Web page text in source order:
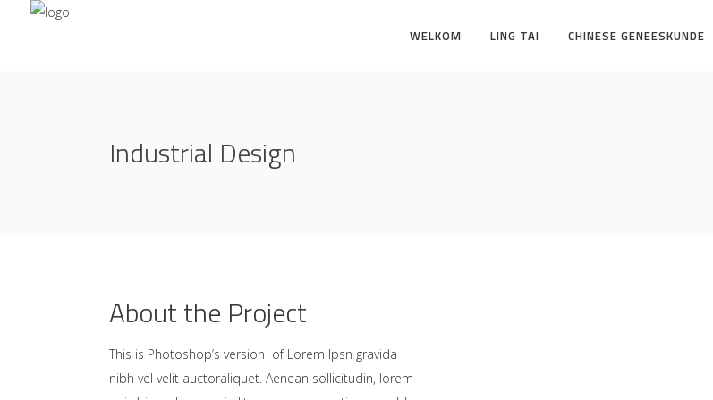
WELKOM LING TAI CHINESE GENEESKUNDE
Industrial Design
About the Project
This is Photoshop’s version of Lorem Ipsn gravida
nibh vel velit auctoraliquet. Aenean sollicitudin, lorem